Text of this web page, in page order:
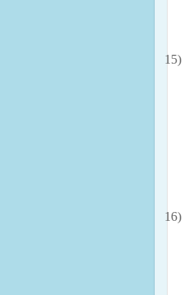
15)
16)